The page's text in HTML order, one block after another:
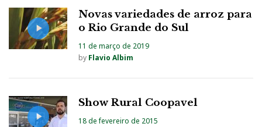
Novas variedades de arroz para
o Rio Grande do Sul
11 de março de 2019
by Flavio Albim
Show Rural Coopavel
18 de fevereiro de 2015